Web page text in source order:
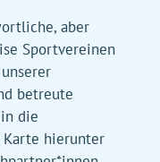
aber
Sportvereinen
betreute
die
Karte hierunter